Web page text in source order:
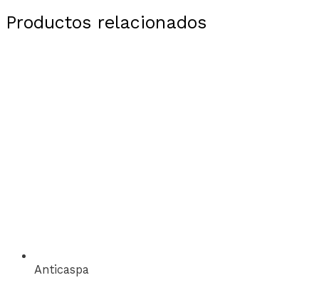
Productos relacionados
Anticaspa